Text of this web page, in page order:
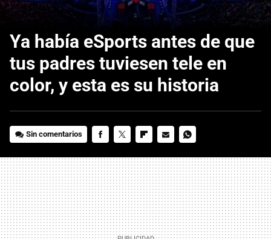
Ya había eSports antes de que
tus padres tuviesen tele en
color, y esta es su historia
Sin comentarios
MAIL